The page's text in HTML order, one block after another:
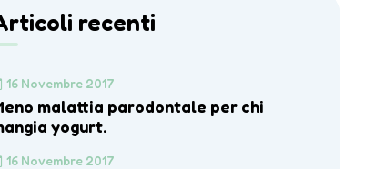
recenti
16 Novembre 2017
malattia parodontale per chi
yogurt.
16 Novembre 2017